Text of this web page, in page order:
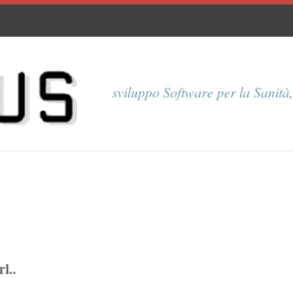
sviluppo Software per la